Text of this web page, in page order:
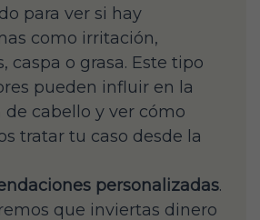
para ver si hay
como irritación,
caspa o grasa. Este tipo
pueden influir en la
de cabello y ver cómo
tratar tu caso desde la
personalizadas.
que inviertas dinero